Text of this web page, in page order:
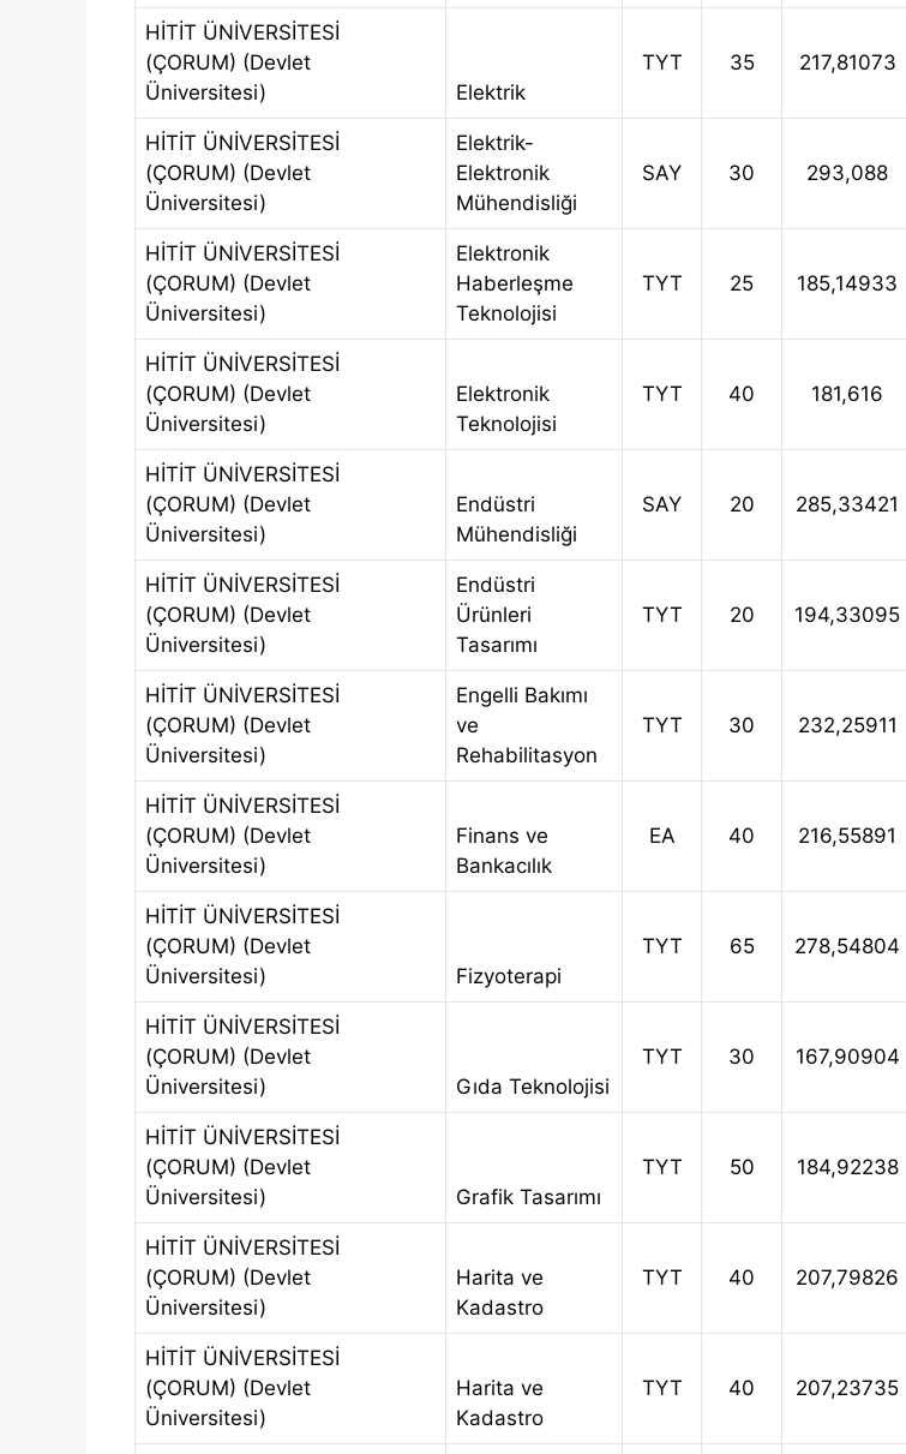
HİTİT ÜNİVERSİTESİ
(ÇORUM) (Devlet
Üniversitesi)
Elektrik
TYT 35 217,81073
HİTİT ÜNİVERSİTESİ
(ÇORUM) (Devlet
Üniversitesi)
Elektrik-
Elektronik
Mühendisliği
SAY 30 293,088
HİTİT ÜNİVERSİTESİ
(ÇORUM) (Devlet
Üniversitesi)
Elektronik
Haberleşme
Teknolojisi
TYT 25 185,14933
HİTİT ÜNİVERSİTESİ
(ÇORUM) (Devlet
Üniversitesi)
Elektronik
Teknolojisi
TYT 40 181,616
HİTİT ÜNİVERSİTESİ
(ÇORUM) (Devlet
Üniversitesi)
Endüstri
Mühendisliği
SAY 20 285,33421
HİTİT ÜNİVERSİTESİ
(ÇORUM) (Devlet
Üniversitesi)
Endüstri
Ürünleri
Tasarımı
TYT 20 194,33095
HİTİT ÜNİVERSİTESİ
(ÇORUM) (Devlet
Üniversitesi)
Engelli Bakımı
ve
Rehabilitasyon
TYT 30 232,25911
HİTİT ÜNİVERSİTESİ
(ÇORUM) (Devlet
Üniversitesi)
Finans ve
Bankacılık
EA 40 216,55891
HİTİT ÜNİVERSİTESİ
(ÇORUM) (Devlet
Üniversitesi)
Fizyoterapi
TYT 65 278,54804
HİTİT ÜNİVERSİTESİ
(ÇORUM) (Devlet
Üniversitesi)
Gıda Teknolojisi
TYT 30 167,90904
HİTİT ÜNİVERSİTESİ
(ÇORUM) (Devlet
Üniversitesi)
Grafik Tasarımı
TYT 50 184,92238
HİTİT ÜNİVERSİTESİ
(ÇORUM) (Devlet
Üniversitesi)
Harita ve
Kadastro
TYT 40 207,79826
HİTİT ÜNİVERSİTESİ
(ÇORUM) (Devlet
Üniversitesi)
Harita ve
Kadastro
TYT 40 207,23735